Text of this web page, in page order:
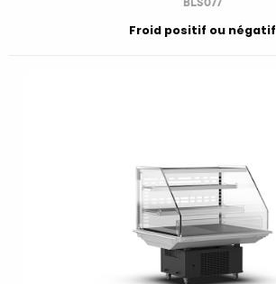
Froid positif ou négatif